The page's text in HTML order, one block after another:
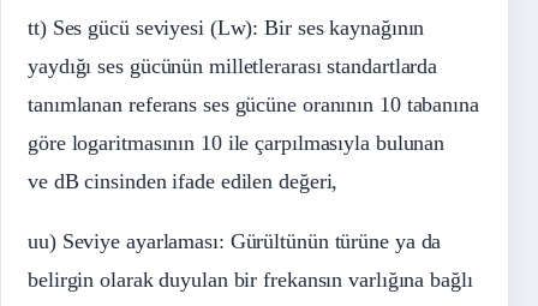
tt) Ses gücü seviyesi (Lw): Bir ses kaynağının
yaydığı ses gücünün milletlerarası standartlarda
tanımlanan referans ses gücüne oranının 10 tabanına
göre logaritmasının 10 ile çarpılmasıyla bulunan
ve dB cinsinden ifade edilen değeri,
uu) Seviye ayarlaması: Gürültünün türüne ya da
belirgin olarak duyulan bir frekansın varlığına bağlı